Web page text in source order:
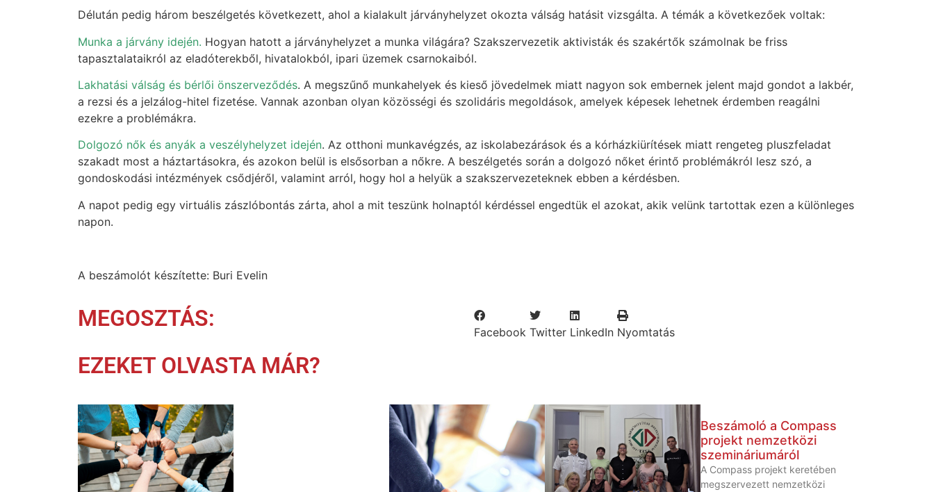
Délután pedig három beszélgetés következett, ahol a kialakult járványhelyzet okozta válság hatásit vizsgálta. A témák a következőek voltak:
Munka a járvány idején. Hogyan hatott a járványhelyzet a munka világára? Szakszervezetik aktivisták és szakértők számolnak be friss
tapasztalataikról az eladóterekből, hivatalokból, ipari üzemek csarnokaiból.
Lakhatási válság és bérlői önszerveződés. A megszűnő munkahelyek és kieső jövedelmek miatt nagyon sok embernek jelent majd gondot a lakbér,
a rezsi és a jelzálog-hitel fizetése. Vannak azonban olyan közösségi és szolidáris megoldások, amelyek képesek lehetnek érdemben reagálni
ezekre a problémákra.
Dolgozó nők és anyák a veszélyhelyzet idején. Az otthoni munkavégzés, az iskolabezárások és a kórházkiürítések miatt rengeteg pluszfeladat
szakadt most a háztartásokra, és azokon belül is elsősorban a nőkre. A beszélgetés során a dolgozó nőket érintő problémákról lesz szó, a
gondoskodási intézmények csődjéről, valamint arról, hogy hol a helyük a szakszervezeteknek ebben a kérdésben.
A napot pedig egy virtuális zászlóbontás zárta, ahol a mit teszünk holnaptól kérdéssel engedtük el azokat, akik velünk tartottak ezen a különleges
napon.
A beszámolót készítette: Buri Evelin
MEGOSZTÁS:
Facebook Twitter LinkedIn Nyomtatás
EZEKET OLVASTA MÁR?
Beszámoló a Compass
projekt nemzetközi
szemináriumáról
A Compass projekt keretében
megszervezett nemzetközi